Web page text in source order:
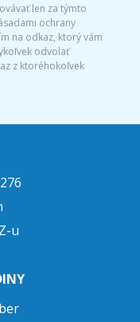
len za týmto
ochrany
na odkaz, ktorý vám
odvolať
z ktoréhokoľvek
u